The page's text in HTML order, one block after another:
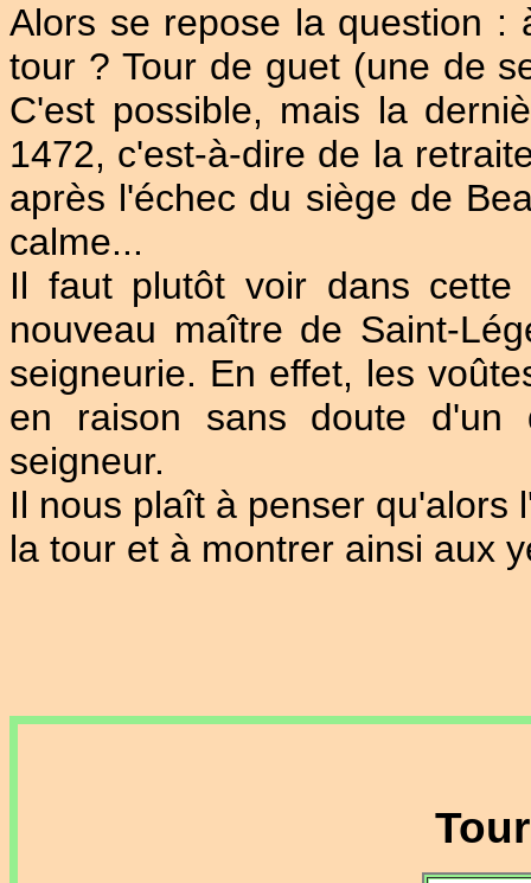
Alors se repose la question :
tour ? Tour de guet (une de
C'est possible, mais la
1472, c'est-à-dire de la
après l'échec du siège de
calme...
Il faut plutôt voir dans
nouveau maître de Saint-
seigneurie. En effet, les
en raison sans doute d'un
seigneur.
Il nous plaît à penser qu'alors
la tour et à montrer ainsi aux